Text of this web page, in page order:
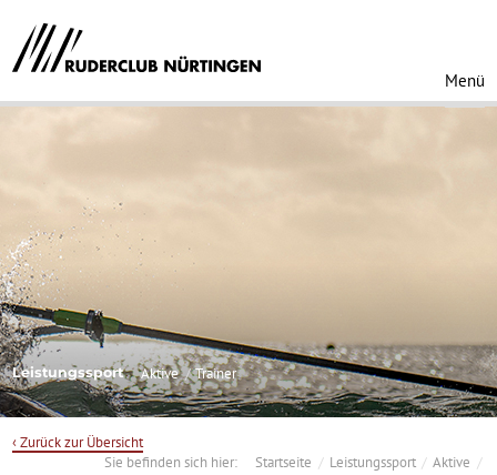
Menü
Leistungssport Aktive Trainer
‹ Zurück zur Übersicht
Sie befinden sich hier:
Startseite Leistungssport
Aktive